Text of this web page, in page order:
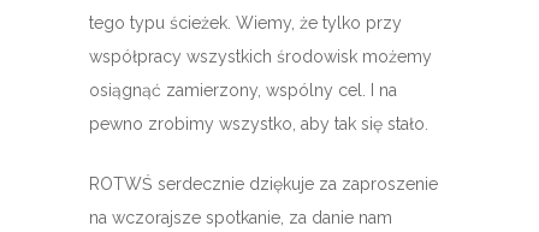
tego typu ścieżek. Wiemy, że tylko przy
współpracy wszystkich środowisk możemy
osiągnąć zamierzony, wspólny cel. I na
pewno zrobimy wszystko, aby tak się stało.
ROTWŚ serdecznie dziękuje za zaproszenie
na wczorajsze spotkanie, za danie nam